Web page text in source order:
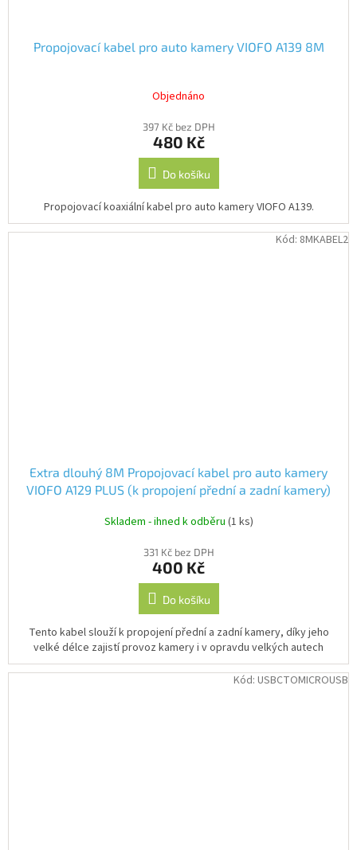
Propojovací kabel pro auto kamery VIOFO A139 8M
Objednáno
397 Kč bez DPH
480 Kč
Do košíku
Propojovací koaxiální kabel pro auto kamery VIOFO A139.
Extra dlouhý 8M Propojovací kabel pro auto kamery
VIOFO A129 PLUS (k propojení přední a zadní kamery)
Skladem - ihned k odběru (1 ks)
331 Kč bez DPH
400 Kč
Do košíku
Tento kabel slouží k propojení přední a zadní kamery, díky jeho
velké délce zajistí provoz kamery i v opravdu velkých autech
Kód: 8MKABEL2
Kód: USBCTOMICROUSB